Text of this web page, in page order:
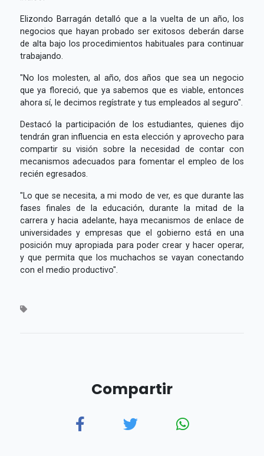
Elizondo Barragán detalló que a la vuelta de un año, los
negocios que hayan probado ser exitosos deberán darse
de alta bajo los procedimientos habituales para continuar
trabajando.
"No los molesten, al año, dos años que sea un negocio
que ya floreció, que ya sabemos que es viable, entonces
ahora sí, le decimos regístrate y tus empleados al seguro".
Destacó la participación de los estudiantes, quienes dijo
tendrán gran influencia en esta elección y aprovecho para
compartir su visión sobre la necesidad de contar con
mecanismos adecuados para fomentar el empleo de los
recién egresados.
"Lo que se necesita, a mi modo de ver, es que durante las
fases finales de la educación, durante la mitad de la
carrera y hacia adelante, haya mecanismos de enlace de
universidades y empresas que el gobierno está en una
posición muy apropiada para poder crear y hacer operar,
y que permita que los muchachos se vayan conectando
con el medio productivo".
Compartir